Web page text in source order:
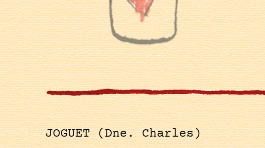
JOGUET (Dne. Charles)